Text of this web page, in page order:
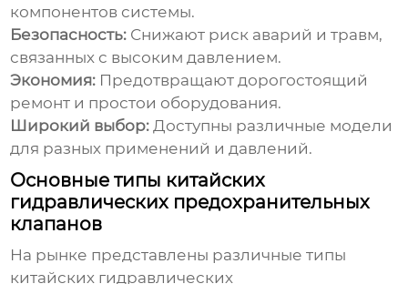
компонентов системы.
Безопасность: Снижают риск аварий и травм,
связанных с высоким давлением.
Экономия: Предотвращают дорогостоящий
ремонт и простои оборудования.
Широкий выбор: Доступны различные модели
для разных применений и давлений.
Основные типы китайских
гидравлических предохранительных
клапанов
На рынке представлены различные типы
китайских гидравлических